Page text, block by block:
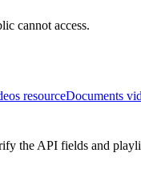
cannot access.
resourceDocuments
the API fields and